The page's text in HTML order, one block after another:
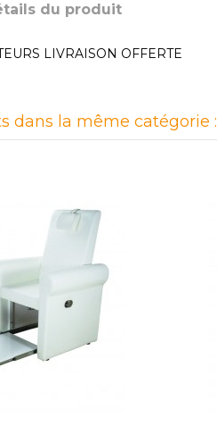
du produit
LIVRAISON OFFERTE
dans la même catégorie :